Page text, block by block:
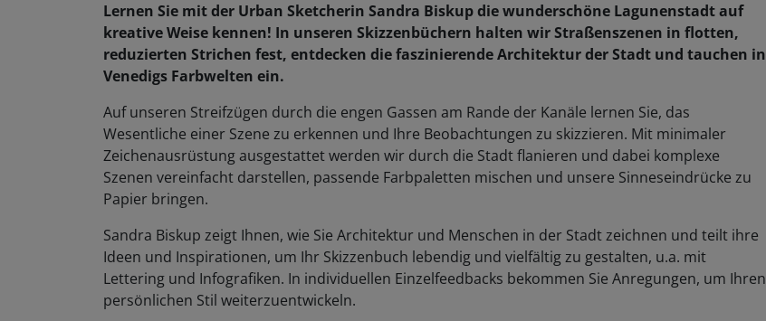
Lernen Sie mit der Urban Sketcherin Sandra Biskup die wunderschöne Lagunenstadt auf
kreative Weise kennen! In unseren Skizzenbüchern halten wir Straßenszenen in flotten,
reduzierten Strichen fest, entdecken die faszinierende Architektur der Stadt und tauchen in
Venedigs Farbwelten ein.
Auf unseren Streifzügen durch die engen Gassen am Rande der Kanäle lernen Sie, das
Wesentliche einer Szene zu erkennen und Ihre Beobachtungen zu skizzieren. Mit minimaler
Zeichenausrüstung ausgestattet werden wir durch die Stadt flanieren und dabei komplexe
Szenen vereinfacht darstellen, passende Farbpaletten mischen und unsere Sinneseindrücke zu
Papier bringen.
Sandra Biskup zeigt Ihnen, wie Sie Architektur und Menschen in der Stadt zeichnen und teilt ihre
Ideen und Inspirationen, um Ihr Skizzenbuch lebendig und vielfältig zu gestalten, u.a. mit
Lettering und Infografiken. In individuellen Einzelfeedbacks bekommen Sie Anregungen, um Ihren
persönlichen Stil weiterzuentwickeln.